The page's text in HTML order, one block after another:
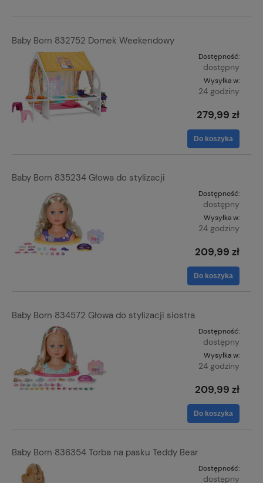
Baby Born 832752 Domek Weekendowy
Dostępność:
dostępny
Wysyłka w:
24 godziny
279,99 zł
Do koszyka
Baby Born 835234 Głowa do stylizacji
Dostępność:
dostępny
Wysyłka w:
24 godziny
209,99 zł
Do koszyka
Baby Born 834572 Głowa do stylizacji siostra
Dostępność:
dostępny
Wysyłka w:
24 godziny
209,99 zł
Do koszyka
Baby Born 836354 Torba na pasku Teddy Bear
Dostępność:
dostępny